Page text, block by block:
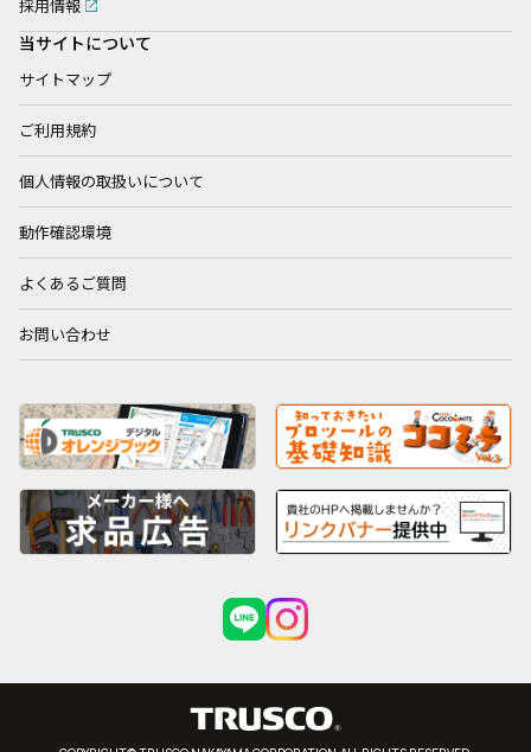
採用情報
当サイトについて
サイトマップ
ご利用規約
個人情報の取扱いについて
動作確認環境
よくあるご質問
お問い合わせ